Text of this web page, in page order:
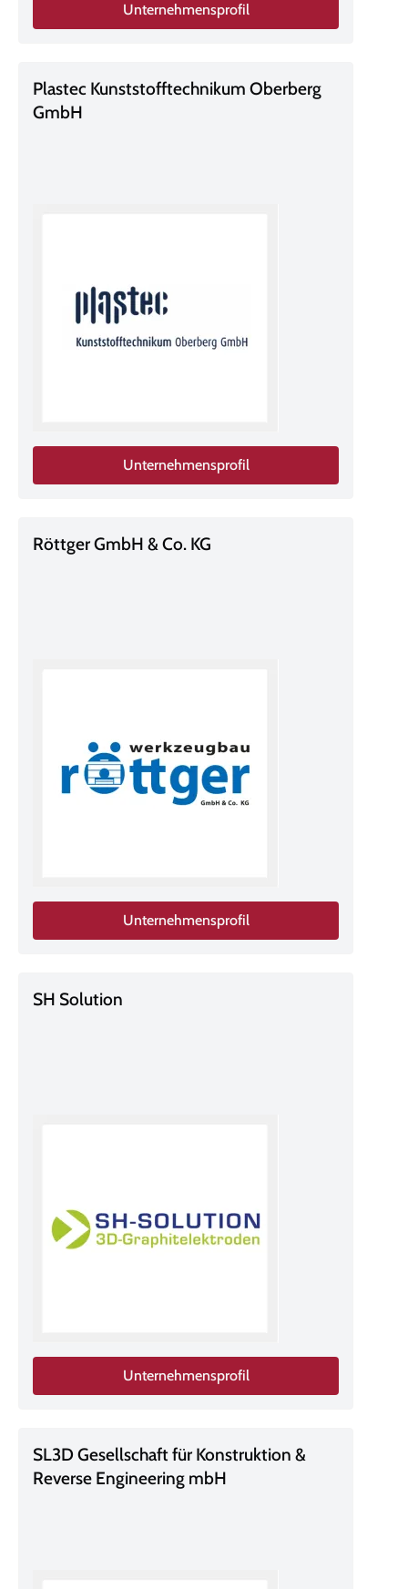
Unternehmensprofil
Plastec Kunststofftechnikum Oberberg
GmbH
Unternehmensprofil
Röttger GmbH & Co. KG
Unternehmensprofil
SH Solution
Unternehmensprofil
SL3D Gesellschaft für Konstruktion &
Reverse Engineering mbH